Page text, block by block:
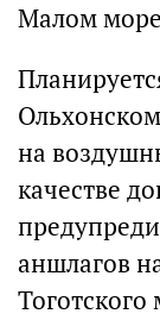
Малом
на
качестве
аншлагов